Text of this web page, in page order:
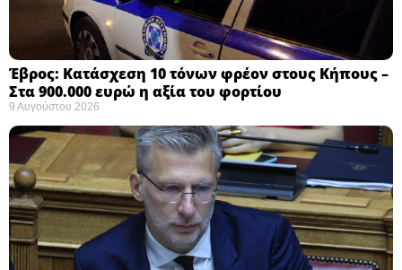
Έβρος: Κατάσχεση 10 τόνων φρέον στους Κήπους –
Στα 900.000 ευρώ η αξία του φορτίου ​
9 Αυγούστου 2026